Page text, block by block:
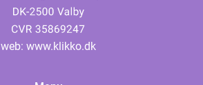
web: www.klikko.dk